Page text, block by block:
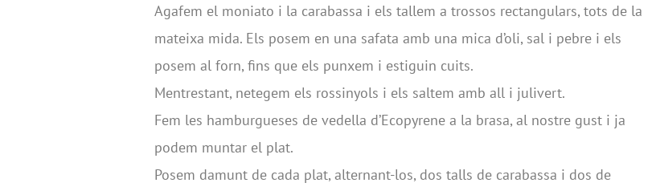
Agafem el moniato i la carabassa i els tallem a trossos rectangulars, tots de la
mateixa mida. Els posem en una safata amb una mica d’oli, sal i pebre i els
posem al forn, fins que els punxem i estiguin cuits.
Mentrestant, netegem els rossinyols i els saltem amb all i julivert.
Fem les hamburgueses de vedella d’Ecopyrene a la brasa, al nostre gust i ja
podem muntar el plat.
Posem damunt de cada plat, alternant-los, dos talls de carabassa i dos de